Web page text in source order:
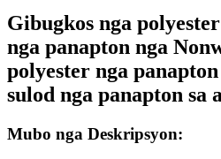
Gibugkos nga
nga panapton nga
polyester nga
sulod nga panapton sa
Mubo nga Deskripsyon: